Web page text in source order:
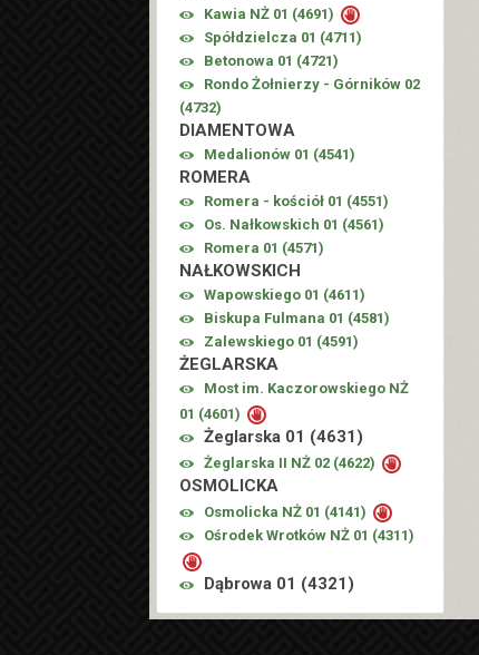
Kawia NŻ 01 (4691)
Spółdzielcza 01 (4711)
Betonowa 01 (4721)
Rondo Żołnierzy - Górników 02
(4732)
DIAMENTOWA
Medalionów 01 (4541)
ROMERA
Romera - kościół 01 (4551)
Os. Nałkowskich 01 (4561)
Romera 01 (4571)
NAŁKOWSKICH
Wapowskiego 01 (4611)
Biskupa Fulmana 01 (4581)
Zalewskiego 01 (4591)
ŻEGLARSKA
Most im. Kaczorowskiego NŻ
01 (4601)
Żeglarska 01 (4631 )
Żeglarska II NŻ 02 (4622)
OSMOLICKA
Osmolicka NŻ 01 (4141)
Ośrodek Wrotków NŻ 01 (4311)
Dąbrowa 01 (4321 )